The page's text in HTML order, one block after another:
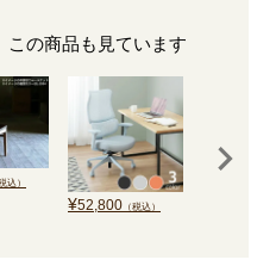
この商品も見ています
込）
¥52,800 （税込）